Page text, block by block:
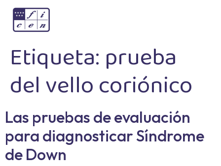
Etiqueta: prueba
del vello coriónico
Las pruebas de evaluación
para diagnosticar Síndrome
de Down